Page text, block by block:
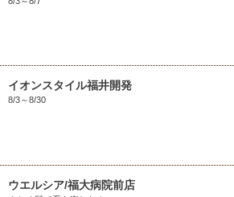
イオンスタイル福井開発
8/3～8/30
ウエルシア/福大病院前店